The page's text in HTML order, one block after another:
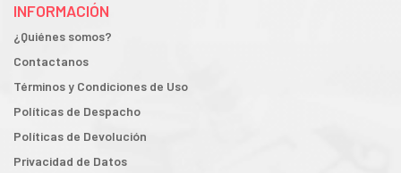
INFORMACIÓN
¿Quiénes somos?
Contactanos
Términos y Condiciones de Uso
Políticas de Despacho
Políticas de Devolución
Privacidad de Datos